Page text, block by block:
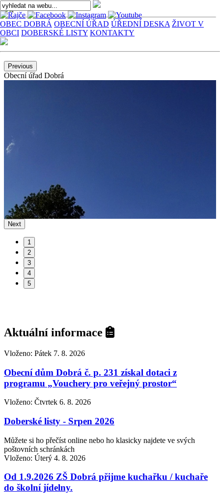
OBEC DOBRÁ OBECNÍ ÚŘAD ÚŘEDNÍ DESKA ŽIVOT V
OBCI DOBERSKÉ LISTY KONTAKTY
Previous
Obecní úřad Dobrá
Obec Dobrá
Obec Dobrá - kostel
Obec Dobrá - škola
Next
1
2
3
4
5
Aktuální informace
Vloženo: Pátek 7. 8. 2026
Obecní dům Dobrá č. p. 231 získal dotaci z
programu „Vouchery pro veřejný prostor“
Vloženo: Čtvrtek 6. 8. 2026
Doberské listy - Srpen 2026
Můžete si ho přečíst online nebo ho klasicky najdete ve svých
poštovních schránkách
Vloženo: Úterý 4. 8. 2026
Od 1.9.2026 ZŠ Dobrá přijme kuchařku / kuchaře
do školní jídelny.